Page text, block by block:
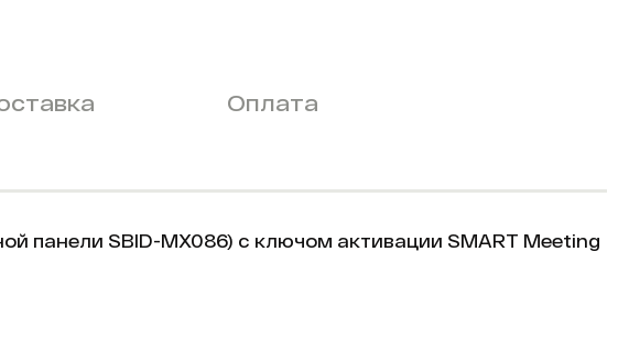
Оплата
панели SBID-MX086) с ключом активации SMART Meeting